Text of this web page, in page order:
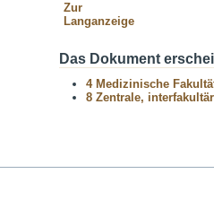
Zur
Langanzeige
Das Dokument
4 Medizinische
8 Zentrale,